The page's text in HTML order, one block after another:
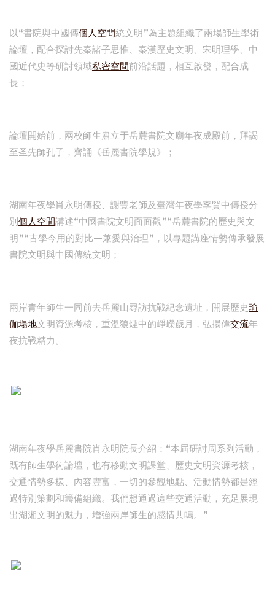
以“書院與中國傳個人空間統文明”為主題組織了兩場師生學術
論壇，配合探討先秦諸子思惟、秦漢歷史文明、宋明理學、中
國近代史等研討領域私密空間前沿話題，相互啟發，配合成
長；
論壇開始前，兩校師生肅立于岳麓書院文廟年夜成殿前，拜謁
至圣先師孔子，齊誦《岳麓書院學規》；
湖南年夜學肖永明傳授、謝豐老師及臺灣年夜學李賢中傳授分
別個人空間講述“中國書院文明面面觀”“岳麓書院的歷史與文
明”“古學今用的對比—兼愛與治理”，以專題講座情勢傳承發展
書院文明與中國傳統文明；
兩岸青年師生一同前去岳麓山尋訪抗戰紀念遺址，開展歷史瑜
伽場地文明資源考核，重溫狼煙中的崢嶸歲月，弘揚偉交流年
夜抗戰精力。
湖南年夜學岳麓書院肖永明院長介紹：“本屆研討周系列活動，
既有師生學術論壇，也有移動文明課堂、歷史文明資源考核，
交通情勢多樣、內容豐富，一切的參觀地點、活動情勢都是經
過特別策劃和籌備組織。我們想通過這些交通活動，充足展現
出湖湘文明的魅力，增強兩岸師生的感情共鳴。”